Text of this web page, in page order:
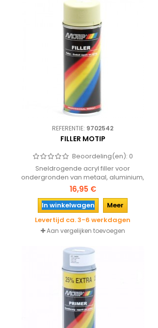
REFERENTIE: 9702542
FILLER MOTIP
Beoordeling(en): 0
Sneldrogende acryl filler voor
ondergronden van metaal, aluminium,
hout en steen.
16,95 €
In winkelwagen
Meer
Levertijd ca. 3-6 werkdagen
Aan vergelijken toevoegen